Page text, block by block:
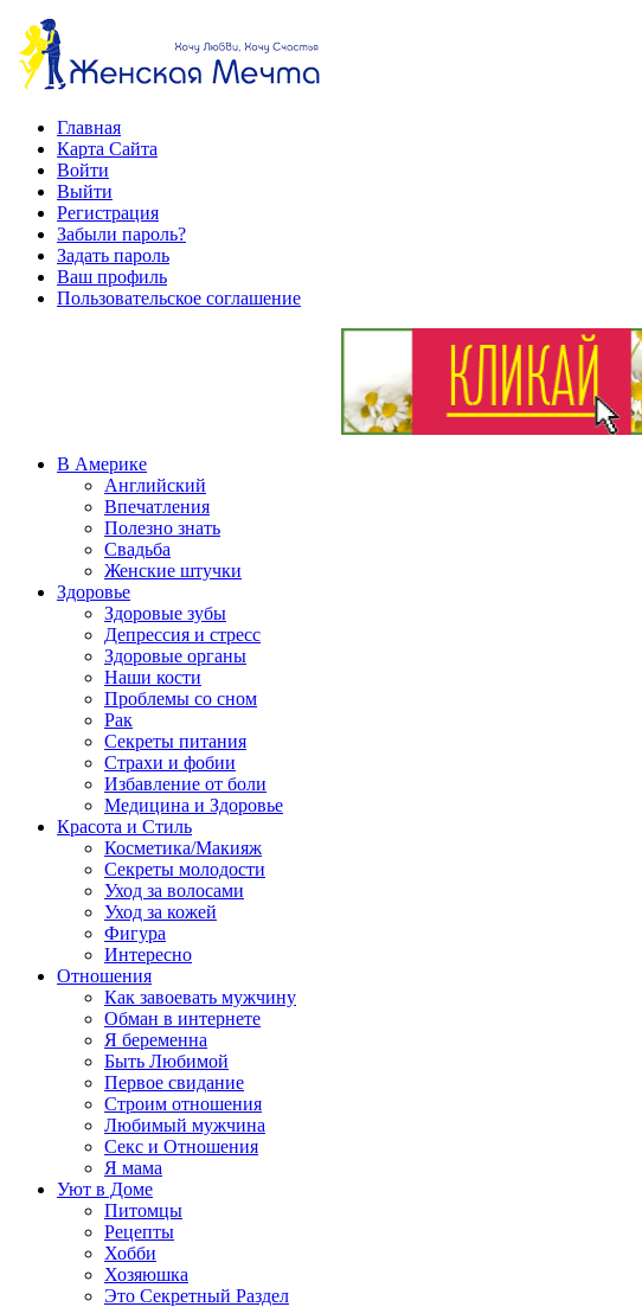
Главная
Карта Сайта
Войти
Выйти
Регистрация
Забыли пароль?
Задать пароль
Ваш профиль
Пользовательское соглашение
В Америке
Английский
Впечатления
Полезно знать
Свадьба
Женские штучки
Здоровье
Здоровые зубы
Депрессия и стресс
Здоровые органы
Наши кости
Проблемы со сном
Рак
Секреты питания
Страхи и фобии
Избавление от боли
Медицина и Здоровье
Красота и Стиль
Косметика/Макияж
Секреты молодости
Уход за волосами
Уход за кожей
Фигура
Интересно
Отношения
Как завоевать мужчину
Обман в интернете
Я беременна
Быть Любимой
Первое свидание
Строим отношения
Любимый мужчина
Секс и Отношения
Я мама
Уют в Доме
Питомцы
Рецепты
Хобби
Хозяюшка
Это Секретный Раздел